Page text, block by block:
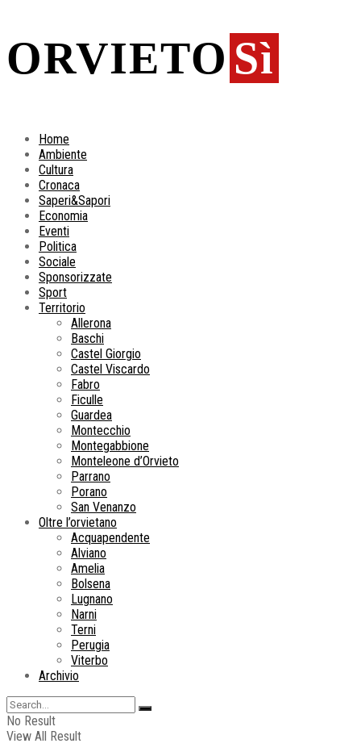
ORVIETO Sì
Home
Ambiente
Cultura
Cronaca
Saperi&Sapori
Economia
Eventi
Politica
Sociale
Sponsorizzate
Sport
Territorio
Allerona
Baschi
Castel Giorgio
Castel Viscardo
Fabro
Ficulle
Guardea
Montecchio
Montegabbione
Monteleone d’Orvieto
Parrano
Porano
San Venanzo
Oltre l’orvietano
Acquapendente
Alviano
Amelia
Bolsena
Lugnano
Narni
Terni
Perugia
Viterbo
Archivio
No Result
View All Result